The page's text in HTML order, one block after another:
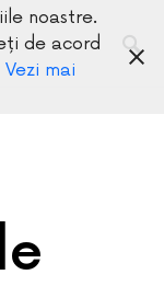
noastre.
de acord
Vezi mai